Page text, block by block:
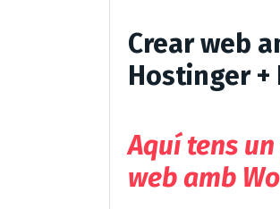
Crear web
Hostinger +
Aquí tens un
web amb